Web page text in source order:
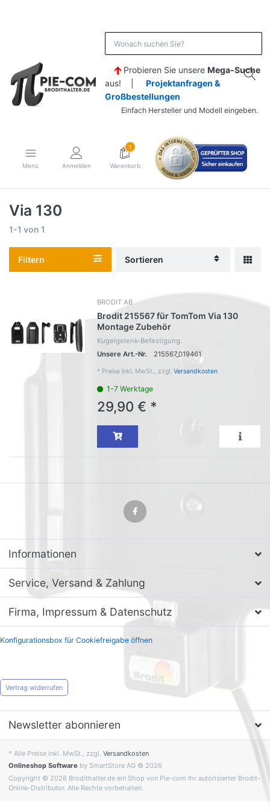
Probieren Sie unsere Mega-Suche
aus! | Projektanfragen &
Großbestellungen
Einfach Hersteller und Modell eingeben.
Menü Anmelden
1
Warenkorb
Via 130
1-1 von 1
Filtern Sortieren
BRODIT AB
Brodit 215567 für TomTom Via 130
Montage Zubehör
Kugelgelenk-Befestigung.
Unsere Art.-Nr.
215567_019461
* Preise inkl. MwSt., zzgl. Versandkosten
1-7 Werktage
29,90 € *
Informationen
Service, Versand & Zahlung
Firma, Impressum & Datenschutz
Konfigurationsbox für Cookiefreigabe öffnen
Vertrag widerrufen
Newsletter abonnieren
* Alle Preise inkl. MwSt., zzgl. Versandkosten
Onlineshop Software by SmartStore AG © 2026
Copyright © 2026 Brodithalter.de ein Shop von Pie-com Ihr autorisierter Brodit-
Online-Distributor. Alle Rechte vorbehalten.